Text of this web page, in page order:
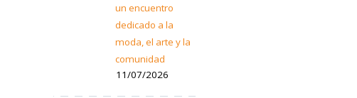
un encuentro
dedicado a la
moda, el arte y la
comunidad
11/07/2026